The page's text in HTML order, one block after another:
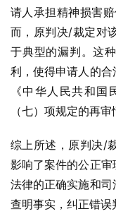
请人承担精神损害
而，原判决/裁定对
于典型的漏判。这
利，使得申请人的
《中华人民共和
（七）项规定的再审
综上所述，原判决/
影响了案件的公正
法律的正确实施和司
查明事实，纠正错误